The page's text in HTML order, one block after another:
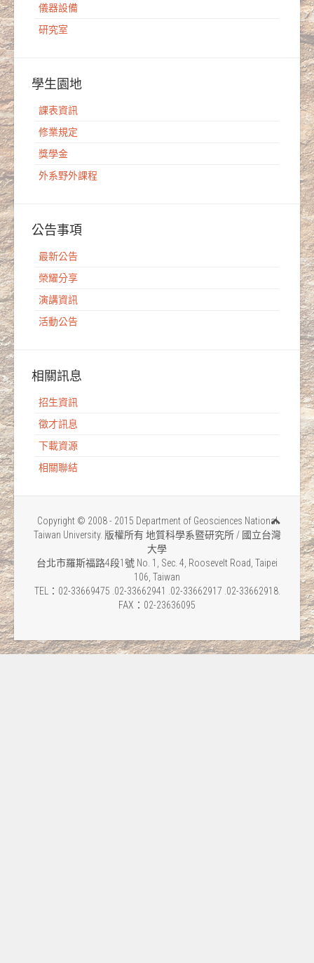
儀器設備
研究室
學生園地
課表資訊
修業規定
獎學金
外系野外課程
公告事項
最新公告
榮耀分享
演講資訊
活動公告
相關訊息
招生資訊
徵才訊息
下載資源
相關聯結
Copyright © 2008 - 2015 Department of Geosciences National
Taiwan University. 版權所有 地質科學系暨研究所 / 國立台灣
大學
台北市羅斯福路4段1號 No. 1, Sec. 4, Roosevelt Road, Taipei
106, Taiwan
TEL：02-33669475 .02-33662941 .02-33662917 .02-33662918.
FAX：02-23636095